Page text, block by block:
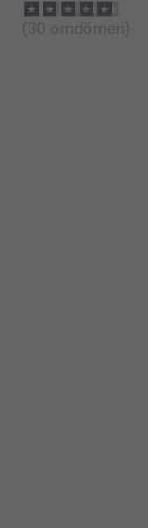
(30 omdömen)